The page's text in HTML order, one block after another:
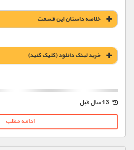
خلاصه داستان این قسمت
خريد لينک دانلود (کليک کنيد)
1900 تومان – خريد لينک دانلود (افزودن به سبد خريد)
ادامه مطلب